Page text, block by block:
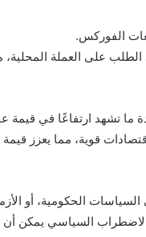
الفوركس.
الطلب على العملة
ما تشهد ارتفاعًا في قيمة
قوية، مما يعزز قيمة
السياسات الحكومية، أو
السياسي يمكن